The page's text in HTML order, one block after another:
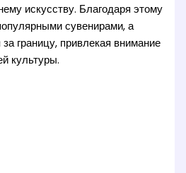
искусству. Благодаря этому
сувенирами, а
границу, привлекая внимание
культуры.